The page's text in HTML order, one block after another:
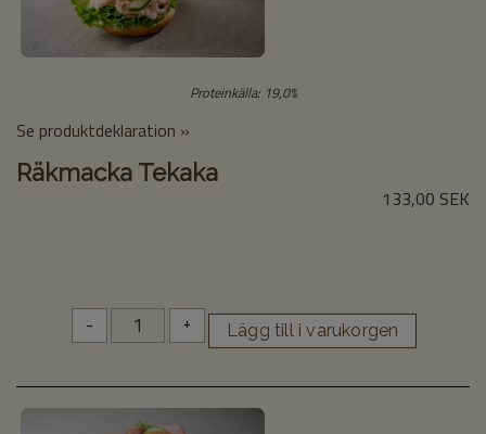
Proteinkälla: 19,0%
Se produktdeklaration »
Räkmacka Tekaka
133,00 SEK
- +